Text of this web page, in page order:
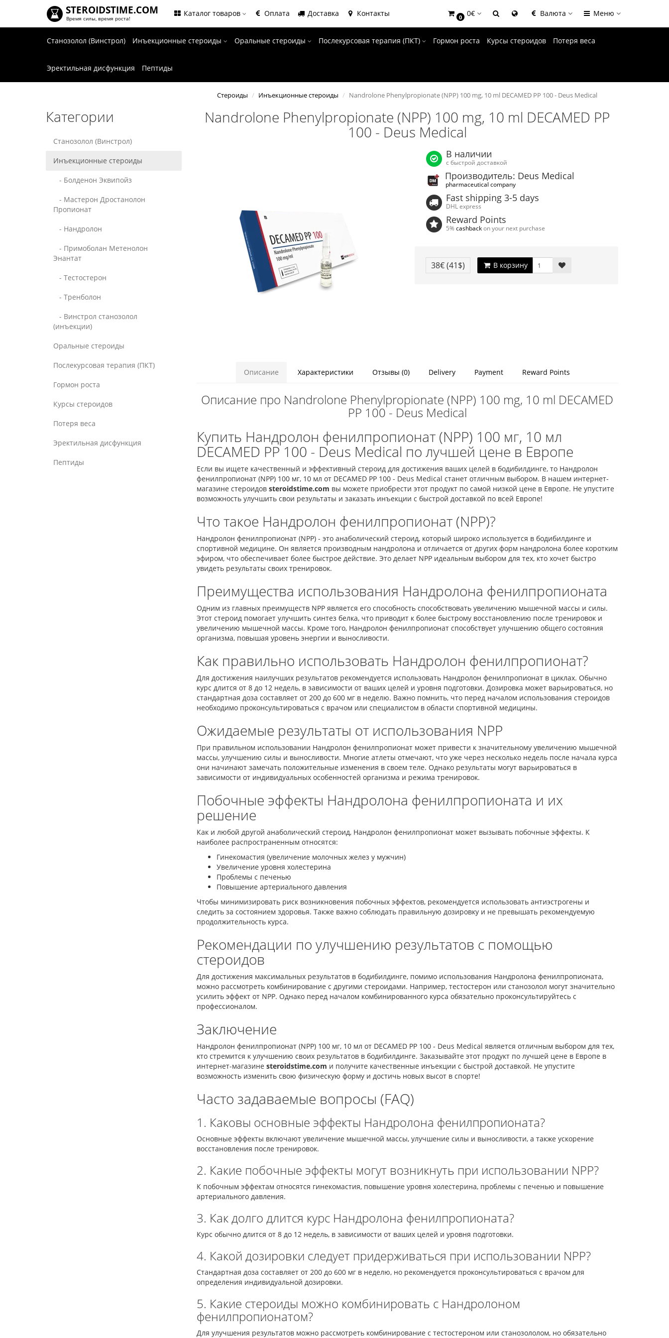
STEROIDSTIME.COM
Время силы, время роста!
Каталог товаров Оплата Доставка Контакты 0 0€ Валюта Меню
Станозолол (Винстрол) Инъекционные стероиды Оральные стероиды Послекурсовая терапия (ПКТ) Гормон роста Курсы стероидов Потеря веса
Эректильная дисфункция Пептиды
Категории
Станозолол (Винстрол)
Инъекционные стероиды
- Болденон Эквипойз
- Мастерон Дростанолон
Пропионат
- Нандролон
- Примоболан Метенолон
Энантат
- Тестостерон
- Тренболон
- Винстрол станозолол
(инъекции)
Оральные стероиды
Послекурсовая терапия (ПКТ)
Гормон роста
Курсы стероидов
Потеря веса
Эректильная дисфункция
Пептиды
Стероиды Инъекционные стероиды Nandrolone Phenylpropionate (NPP) 100 mg, 10 ml DECAMED PP 100 - Deus Medical
Nandrolone Phenylpropionate (NPP) 100 mg, 10 ml DECAMED PP
100 - Deus Medical
В наличии
с быстрой доставкой
Производитель: Deus Medical
pharmaceutical company
Fast shipping 3-5 days
DHL express
Reward Points
5%cashbackon your next purchase
38€(41$) В корзину
Описание Характеристики Отзывы (0) Delivery Payment Reward Points
Описание про Nandrolone Phenylpropionate (NPP) 100 mg, 10 ml DECAMED
PP 100 - Deus Medical
Купить Нандролон фенилпропионат (NPP) 100 мг, 10 мл
DECAMED PP 100 - Deus Medical по лучшей цене в Европе
Если вы ищете качественный и эффективный стероид для достижения ваших целей в бодибилдинге, то Нандролон
фенилпропионат (NPP) 100 мг, 10 мл от DECAMED PP 100 - Deus Medical станет отличным выбором. В нашем интернет-
магазине стероидов steroidstime.com вы можете приобрести этот продукт по самой низкой цене в Европе. Не упустите
возможность улучшить свои результаты и заказать инъекции с быстрой доставкой по всей Европе!
Что такое Нандролон фенилпропионат (NPP)?
Нандролон фенилпропионат (NPP) - это анаболический стероид, который широко используется в бодибилдинге и
спортивной медицине. Он является производным нандролона и отличается от других форм нандролона более коротким
эфиром, что обеспечивает более быстрое действие. Это делает NPP идеальным выбором для тех, кто хочет быстро
увидеть результаты своих тренировок.
Преимущества использования Нандролона фенилпропионата
Одним из главных преимуществ NPP является его способность способствовать увеличению мышечной массы и силы.
Этот стероид помогает улучшить синтез белка, что приводит к более быстрому восстановлению после тренировок и
увеличению мышечной массы. Кроме того, Нандролон фенилпропионат способствует улучшению общего состояния
организма, повышая уровень энергии и выносливости.
Как правильно использовать Нандролон фенилпропионат?
Для достижения наилучших результатов рекомендуется использовать Нандролон фенилпропионат в циклах. Обычно
курс длится от 8 до 12 недель, в зависимости от ваших целей и уровня подготовки. Дозировка может варьироваться, но
стандартная доза составляет от 200 до 600 мг в неделю. Важно помнить, что перед началом использования стероидов
необходимо проконсультироваться с врачом или специалистом в области спортивной медицины.
Ожидаемые результаты от использования NPP
При правильном использовании Нандролон фенилпропионат может привести к значительному увеличению мышечной
массы, улучшению силы и выносливости. Многие атлеты отмечают, что уже через несколько недель после начала курса
они начинают замечать положительные изменения в своем теле. Однако результаты могут варьироваться в
зависимости от индивидуальных особенностей организма и режима тренировок.
Побочные эффекты Нандролона фенилпропионата и их
решение
Как и любой другой анаболический стероид, Нандролон фенилпропионат может вызывать побочные эффекты. К
наиболее распространенным относятся:
Гинекомастия (увеличение молочных желез у мужчин)
Увеличение уровня холестерина
Проблемы с печенью
Повышение артериального давления
Чтобы минимизировать риск возникновения побочных эффектов, рекомендуется использовать антиэстрогены и
следить за состоянием здоровья. Также важно соблюдать правильную дозировку и не превышать рекомендуемую
продолжительность курса.
Рекомендации по улучшению результатов с помощью
стероидов
Для достижения максимальных результатов в бодибилдинге, помимо использования Нандролона фенилпропионата,
можно рассмотреть комбинирование с другими стероидами. Например, тестостерон или станозолол могут значительно
усилить эффект от NPP. Однако перед началом комбинированного курса обязательно проконсультируйтесь с
профессионалом.
Заключение
Нандролон фенилпропионат (NPP) 100 мг, 10 мл от DECAMED PP 100 - Deus Medical является отличным выбором для тех,
кто стремится к улучшению своих результатов в бодибилдинге. Заказывайте этот продукт по лучшей цене в Европе в
интернет-магазине steroidstime.com и получите качественные инъекции с быстрой доставкой. Не упустите
возможность изменить свою физическую форму и достичь новых высот в спорте!
Часто задаваемые вопросы (FAQ)
1. Каковы основные эффекты Нандролона фенилпропионата?
Основные эффекты включают увеличение мышечной массы, улучшение силы и выносливости, а также ускорение
восстановления после тренировок.
2. Какие побочные эффекты могут возникнуть при использовании NPP?
К побочным эффектам относятся гинекомастия, повышение уровня холестерина, проблемы с печенью и повышение
артериального давления.
3. Как долго длится курс Нандролона фенилпропионата?
Курс обычно длится от 8 до 12 недель, в зависимости от ваших целей и уровня подготовки.
4. Какой дозировки следует придерживаться при использовании NPP?
Стандартная доза составляет от 200 до 600 мг в неделю, но рекомендуется проконсультироваться с врачом для
определения индивидуальной дозировки.
5. Какие стероиды можно комбинировать с Нандролоном
фенилпропионатом?
Для улучшения результатов можно рассмотреть комбинирование с тестостероном или станозололом, но обязательно